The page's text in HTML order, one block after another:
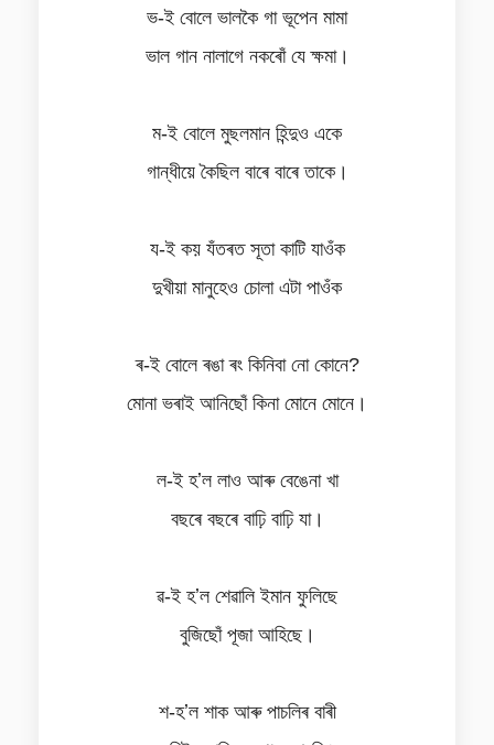
ভ-ই বোলে ভালকৈ গা ভূপেন মামা
ভাল গান নালাগে নকৰোঁ যে ক্ষমা।
ম-ই বোলে মুছলমান হিন্দুও একে
গান্ধীয়ে কৈছিল বাৰে বাৰে তাকে।
য-ই কয় যঁতৰত সূতা কাটি যাওঁক
দুখীয়া মানুহেও চোলা এটা পাওঁক
ৰ-ই বোলে ৰঙা ৰং কিনিবা নো কোনে?
মোনা ভৰাই আনিছোঁ কিনা মোনে মোনে।
ল-ই হʼল লাও আৰু বেঙেনা খা
বছৰে বছৰে বাঢ়ি বাঢ়ি যা।
ৱ-ই হʼল শেৱালি ইমান ফুলিছে
বুজিছোঁ পূজা আহিছে।
শ-হʼল শাক আৰু পাচলিৰ বাৰী